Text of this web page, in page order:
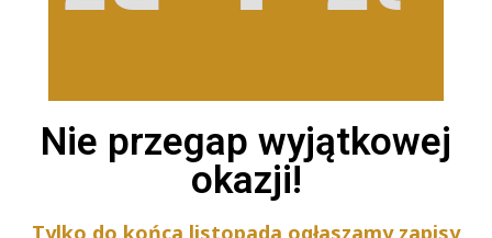
Nie przegap wyjątkowej
okazji!
Tylko do końca listopada ogłaszamy zapisy